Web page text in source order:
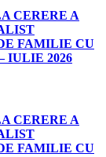
CERERE A
FAMILIE CU
IULIE 2026
CERERE A
FAMILIE CU